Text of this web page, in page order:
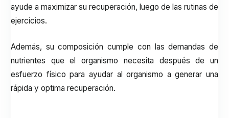
ayude a maximizar su recuperación, luego de las rutinas de
ejercicios.
Además, su composición cumple con las demandas de
nutrientes que el organismo necesita después de un
esfuerzo físico para ayudar al organismo a generar una
rápida y optima recuperación.